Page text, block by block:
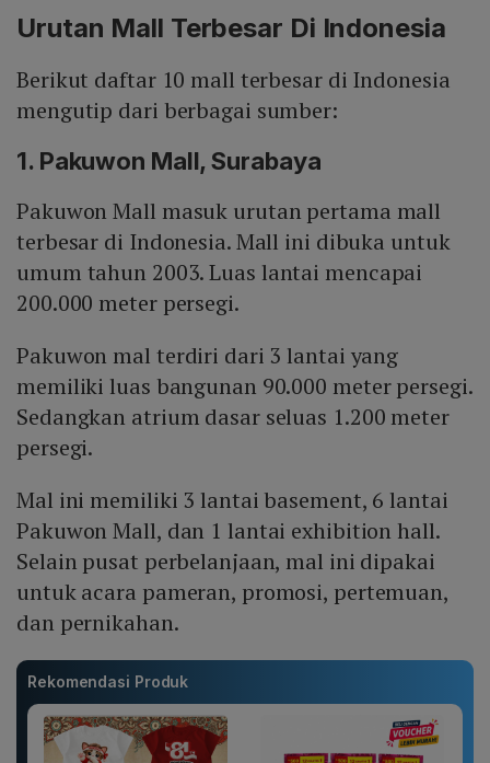
Urutan Mall Terbesar Di Indonesia
Berikut daftar 10 mall terbesar di Indonesia
mengutip dari berbagai sumber:
1. Pakuwon Mall, Surabaya
Pakuwon Mall masuk urutan pertama mall
terbesar di Indonesia. Mall ini dibuka untuk
umum tahun 2003. Luas lantai mencapai
200.000 meter persegi.
Pakuwon mal terdiri dari 3 lantai yang
memiliki luas bangunan 90.000 meter persegi.
Sedangkan atrium dasar seluas 1.200 meter
persegi.
Mal ini memiliki 3 lantai basement, 6 lantai
Pakuwon Mall, dan 1 lantai exhibition hall.
Selain pusat perbelanjaan, mal ini dipakai
untuk acara pameran, promosi, pertemuan,
dan pernikahan.
Rekomendasi Produk